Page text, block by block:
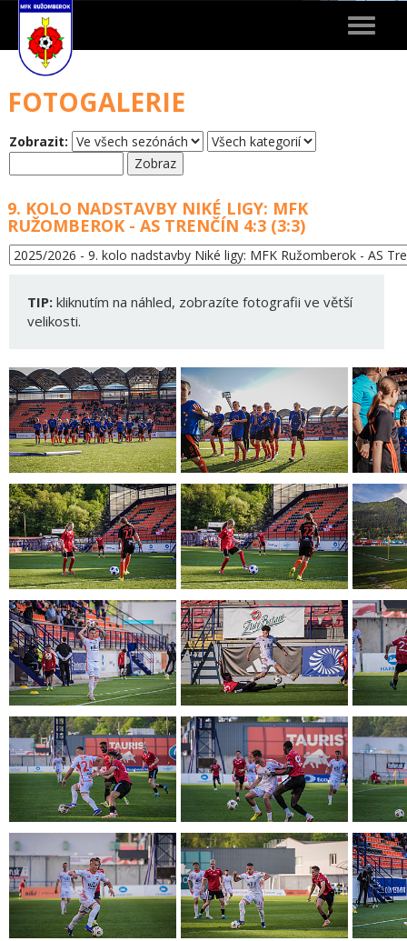
Toggle
FOTOGALERIE
Zobrazit:
9. KOLO NADSTAVBY NIKÉ LIGY: MFK
RUŽOMBEROK - AS TRENČÍN 4:3 (3:3)
TIP: kliknutím na náhled, zobrazíte fotografii ve větší
velikosti.